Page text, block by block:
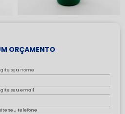
ORÇAMENTO
seu nome
seu email
seu telefone